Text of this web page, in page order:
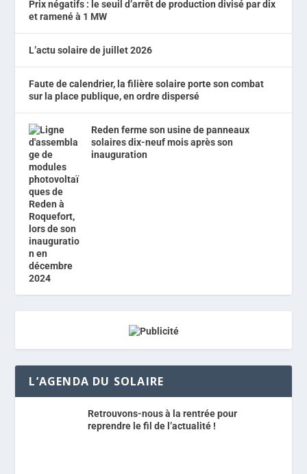
Prix négatifs : le seuil d’arrêt de production divisé par dix
et ramené à 1 MW
L’actu solaire de juillet 2026
Faute de calendrier, la filière solaire porte son combat
sur la place publique, en ordre dispersé
Reden ferme son usine de panneaux
solaires dix-neuf mois après son
inauguration
L’AGENDA DU SOLAIRE
Retrouvons-nous à la rentrée pour
reprendre le fil de l’actualité !